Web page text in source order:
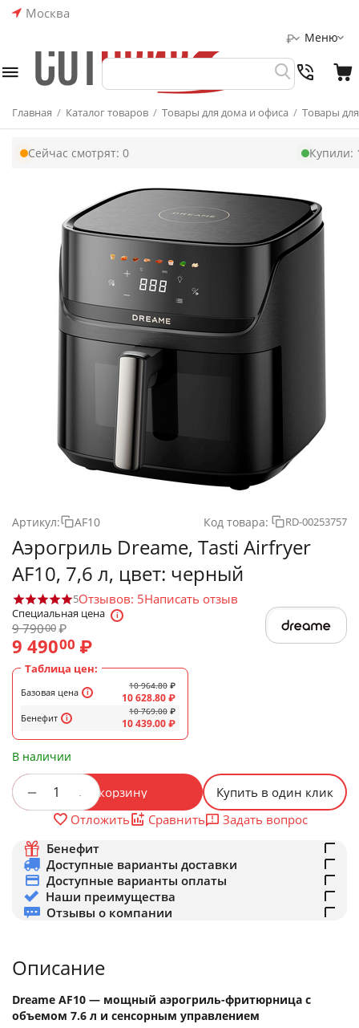
Москва
Меню
₽
Главная / Каталог товаров / Товары для дома и офиса / Товары
Сейчас смотрят: 0 Купили:
Артикул: AF10 Код товара: RD-00253757
Аэрогриль Dreame, Tasti Airfryer
AF10, 7,6 л, цвет: черный
5Отзывов: 5Написать отзыв
Специальная цена
9 79000₽
9 49000 ₽
Таблица цен:
Базовая цена
Бенефит
10 964.80 ₽
10 628.80₽
10 769.00 ₽
10 439.00₽
В наличии
+
− В корзину
Купить в один клик
Отложить
Сравнить
Задать вопрос
Бенефит
Доступные варианты доставки
Доступные варианты оплаты
Наши преимущества
Отзывы о компании
Описание
Dreame AF10 — мощный аэрогриль-фритюрница c
объемом 7.6 л и сенсорным управлением